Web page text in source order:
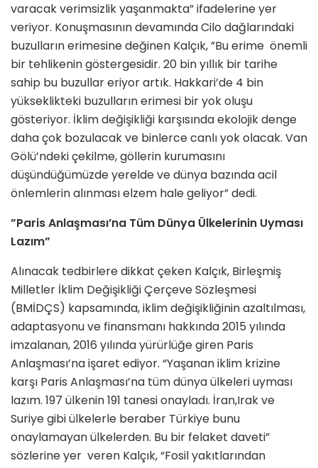
varacak verimsizlik yaşanmakta” ifadelerine yer
veriyor. Konuşmasının devamında Cilo dağlarındaki
buzulların erimesine değinen Kalçık, ”Bu erime önemli
bir tehlikenin göstergesidir. 20 bin yıllık bir tarihe
sahip bu buzullar eriyor artık. Hakkari’de 4 bin
yükseklikteki buzulların erimesi bir yok oluşu
gösteriyor. İklim değişikliği karşısında ekolojik denge
daha çok bozulacak ve binlerce canlı yok olacak. Van
Gölü’ndeki çekilme, göllerin kurumasını
düşündüğümüzde yerelde ve dünya bazında acil
önlemlerin alınması elzem hale geliyor” dedi.
”Paris Anlaşması’na Tüm Dünya Ülkelerinin Uyması
Lazım”
Alınacak tedbirlere dikkat çeken Kalçık, Birleşmiş
Milletler İklim Değişikliği Çerçeve Sözleşmesi
(BMİDÇS) kapsamında, iklim değişikliğinin azaltılması,
adaptasyonu ve finansmanı hakkında 2015 yılında
imzalanan, 2016 yılında yürürlüğe giren Paris
Anlaşması’na işaret ediyor. “Yaşanan iklim krizine
karşı Paris Anlaşması’na tüm dünya ülkeleri uyması
lazım. 197 ülkenin 191 tanesi onayladı. İran,Irak ve
Suriye gibi ülkelerle beraber Türkiye bunu
onaylamayan ülkelerden. Bu bir felaket daveti”
sözlerine yer veren Kalçık, “Fosil yakıtlarından